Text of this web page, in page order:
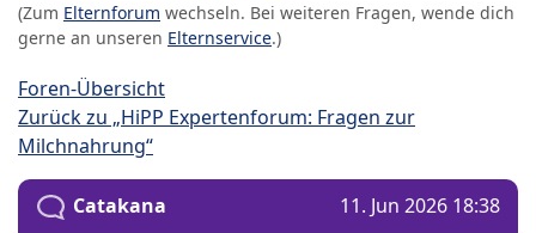
(Zum Elternforum wechseln. Bei weiteren Fragen, wende dich
gerne an unseren Elternservice.)
Foren-Übersicht
Zurück zu „HiPP Expertenforum: Fragen zur
Milchnahrung“
Catakana 11. Jun 2026 18:38